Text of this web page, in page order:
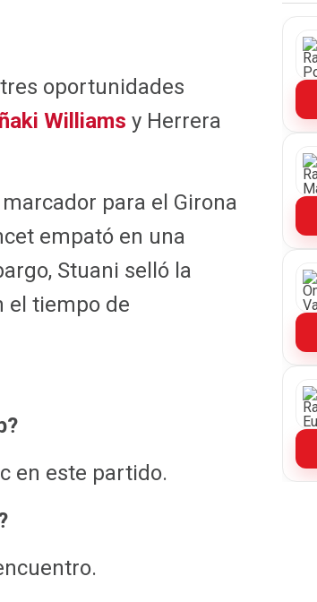
oportunidades
Williams y Herrera
para el Girona
empató en una
Stuani selló la
el tiempo de
en este partido.